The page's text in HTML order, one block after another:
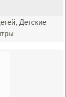
Детские